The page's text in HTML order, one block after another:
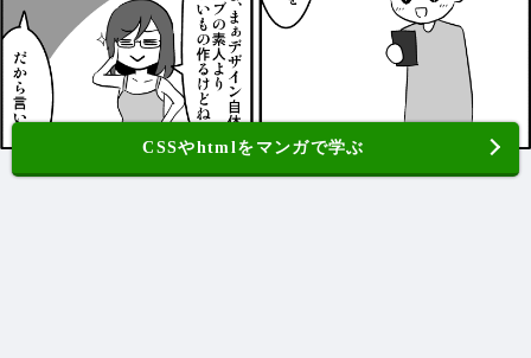
CSSやhtmlをマンガで学ぶ